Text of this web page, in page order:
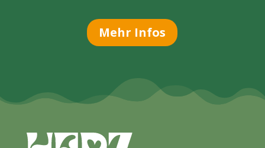
Mehr Infos